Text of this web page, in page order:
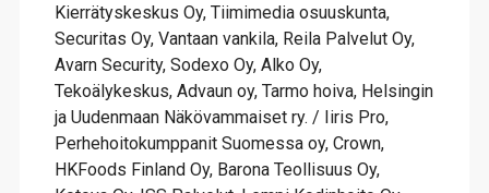
Kierrätyskeskus Oy, Tiimimedia osuuskunta,
Securitas Oy, Vantaan vankila, Reila Palvelut Oy,
Avarn Security, Sodexo Oy, Alko Oy,
Tekoälykeskus, Advaun oy, Tarmo hoiva, Helsingin
ja Uudenmaan Näkövammaiset ry. / Iiris Pro,
Perhehoitokumppanit Suomessa oy, Crown,
HKFoods Finland Oy, Barona Teollisuus Oy,